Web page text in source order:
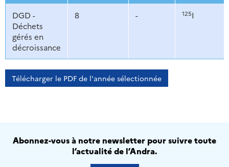
DGD -
Déchets
gérés en
décroissance
8 - 125I
Télécharger le PDF de l'année sélectionnée
Abonnez-vous à notre newsletter pour suivre toute
l’actualité de l’Andra.